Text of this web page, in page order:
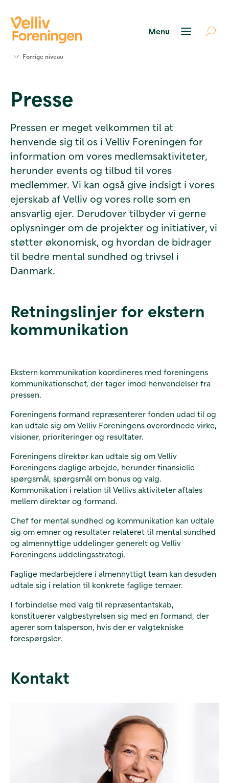
Værktøjer
og viden
Foreningen
Kontakt
os
Forrige niveau
Presse
Pressen er meget velkommen til at
henvende sig til os i Velliv Foreningen for
information om vores medlemsaktiviteter,
herunder events og tilbud til vores
medlemmer. Vi kan også give indsigt i vores
ejerskab af Velliv og vores rolle som en
ansvarlig ejer. Derudover tilbyder vi gerne
oplysninger om de projekter og initiativer, vi
støtter økonomisk, og hvordan de bidrager
til bedre mental sundhed og trivsel i
Danmark.
Retningslinjer for ekstern
kommunikation
Ekstern kommunikation koordineres med foreningens
kommunikationschef, der tager imod henvendelser fra
pressen.
Foreningens formand repræsenterer fonden udad til og
kan udtale sig om Velliv Foreningens overordnede virke,
visioner, prioriteringer og resultater.
Foreningens direktør kan udtale sig om Velliv
Foreningens daglige arbejde, herunder finansielle
spørgsmål, spørgsmål om bonus og valg.
Kommunikation i relation til Vellivs aktiviteter aftales
mellem direktør og formand.
Chef for mental sundhed og kommunikation kan udtale
sig om emner og resultater relateret til mental sundhed
og almennyttige uddelinger generelt og Velliv
Foreningens uddelingsstrategi.
Faglige medarbejdere i almennyttigt team kan desuden
udtale sig i relation til konkrete faglige temaer.
I forbindelse med valg til repræsentantskab,
konstituerer valgbestyrelsen sig med en formand, der
agerer som talsperson, hvis der er valgtekniske
forespørgsler.
Kontakt